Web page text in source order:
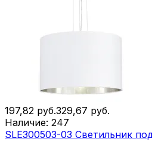
197,82 руб.329,67 руб.
Наличие: 247
SLE300503-03 Светильник